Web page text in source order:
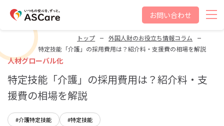
お問い合わせ
トップ
外国人財のお役立ち情報コラム
特定技能「介護」の採用費用は？紹介料・支援費の相場を解説
人材グローバル化
特定技能「介護」の採用費用は？紹介料・支
援費の相場を解説
#介護特定技能 #特定技能